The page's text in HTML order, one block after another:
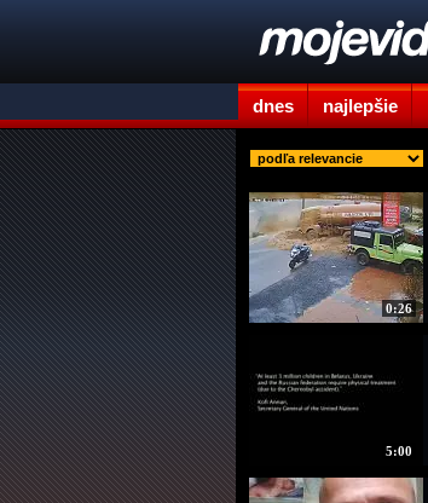
dnes najlepšie
0:26
5:00